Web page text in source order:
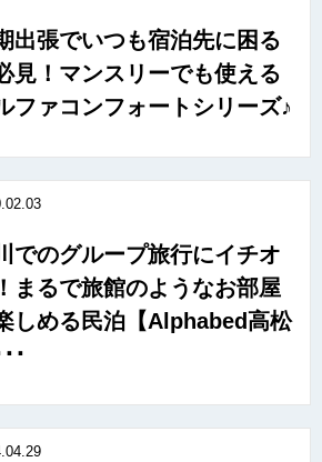
出張でいつも宿泊先に困る
見！マンスリーでも使える
ファコンフォートシリーズ♪
でのグループ旅行にイチオ
まるで旅館のようなお部屋
しめる民泊【Alphabed高松
･